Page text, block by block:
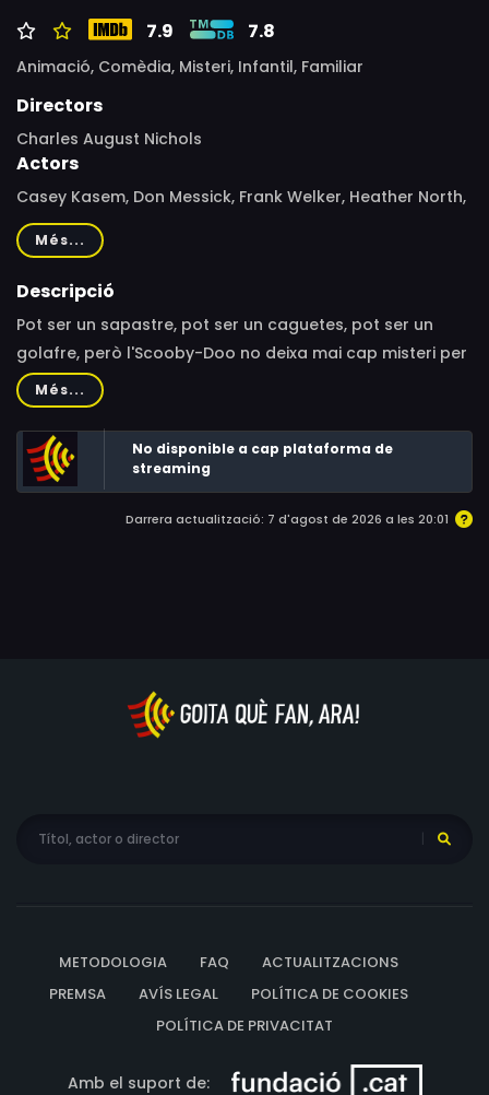
7.9 7.8
Animació, Comèdia, Misteri, Infantil, Familiar
Directors
Charles August Nichols
Actors
Casey Kasem, Don Messick, Frank Welker, Heather North,
Pat Stevens
Més...
Descripció
Pot ser un sapastre, pot ser un caguetes, pot ser un
golafre, però l'Scooby-Doo no deixa mai cap misteri per
resoldre. Divertit, amable i amb un olfacte molt fi,
sobretot quan hi ha una pizza a la vora, aquest Gran
Danès t'ensenyarà què és la intriga i el suspens,
t'acompanyarà per un munt d'aventures, però, sobretot,
et farà petar de riure! Les aparicions estel·lars de
personatges com Dràcula i Frankenstein hi acaben de
Més...
No disponible a cap plataforma de
streaming
Darrera actualització: 7 d'agost de 2026 a les 20:01
METODOLOGIA FAQ
ACTUALITZACIONS
PREMSA
AVÍS LEGAL
POLÍTICA DE COOKIES
POLÍTICA DE PRIVACITAT
Amb el suport de: